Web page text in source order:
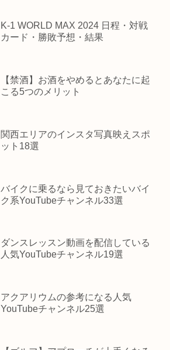
K-1 WORLD MAX 2024 日程・対戦
カード・勝敗予想・結果
【禁酒】お酒をやめるとあなたに起
こる5つのメリット
関西エリアのインスタ写真映えスポ
ット18選
バイクに乗るなら見ておきたいバイ
ク系YouTubeチャンネル33選
ダンスレッスン動画を配信している
人気YouTubeチャンネル19選
アクアリウムの参考になる人気
YouTubeチャンネル25選